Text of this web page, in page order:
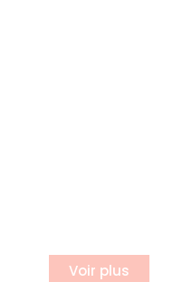
Voir plus